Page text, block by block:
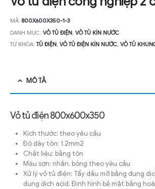
MÃ: 800X600X350-1-3
DANH MỤC: VỎ TỦ ĐIỆN VỎ TỦ KÍN NƯỚC
TỪ KHÓA:TỦ ĐIỆN, VỎ TỦ ĐIỆN KÍN NƯỚC, VỎ TỦ
MÔ TẢ
Vỏ tủ điện 800x600x350
Kích thước: theo yêu cầu
Độ dày tôn: 1.2mm2
Chất liệu: bằng tôn
Màu sơn: nhăn, bóng theo yêu cầu
Xử lý vỏ tủ điện: Tẩy dầu mỡ bằng dung
dung dịch acid, Định hình bề mặt bằng